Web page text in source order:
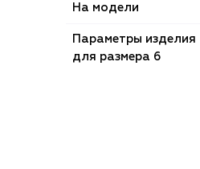
На модели
Параметры изделия
для размера 6